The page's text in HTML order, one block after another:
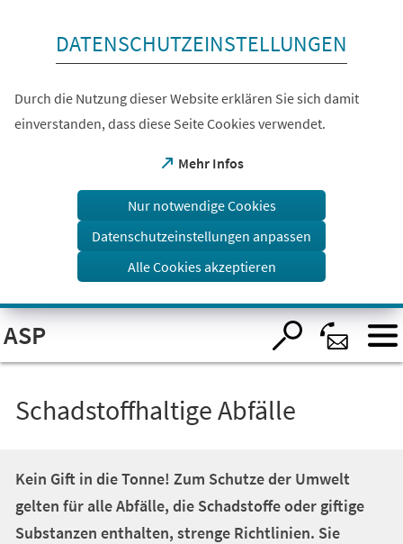
Visuelle
Assistenzsoftware
öffnen.
DATENSCHUTZEINSTELLUNGEN
Durch die Nutzung dieser Website erklären Sie sich damit
einverstanden, dass diese Seite Cookies verwendet.
Mehr Infos
(Öffnet
einem
Tab)
Nur notwendige Cookies
Datenschutzeinstellungen anpassen
Alle Cookies akzeptieren
ASP
Schadstoffhaltige Abfälle
Kein Gift in die Tonne! Zum Schutze der Umwelt
gelten für alle Abfälle, die Schadstoffe oder giftige
Substanzen enthalten, strenge Richtlinien. Sie